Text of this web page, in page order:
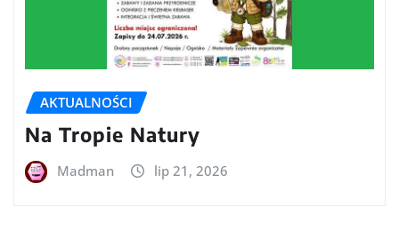
AKTUALNOŚCI
Na Tropie Natury
Madman lip 21, 2026